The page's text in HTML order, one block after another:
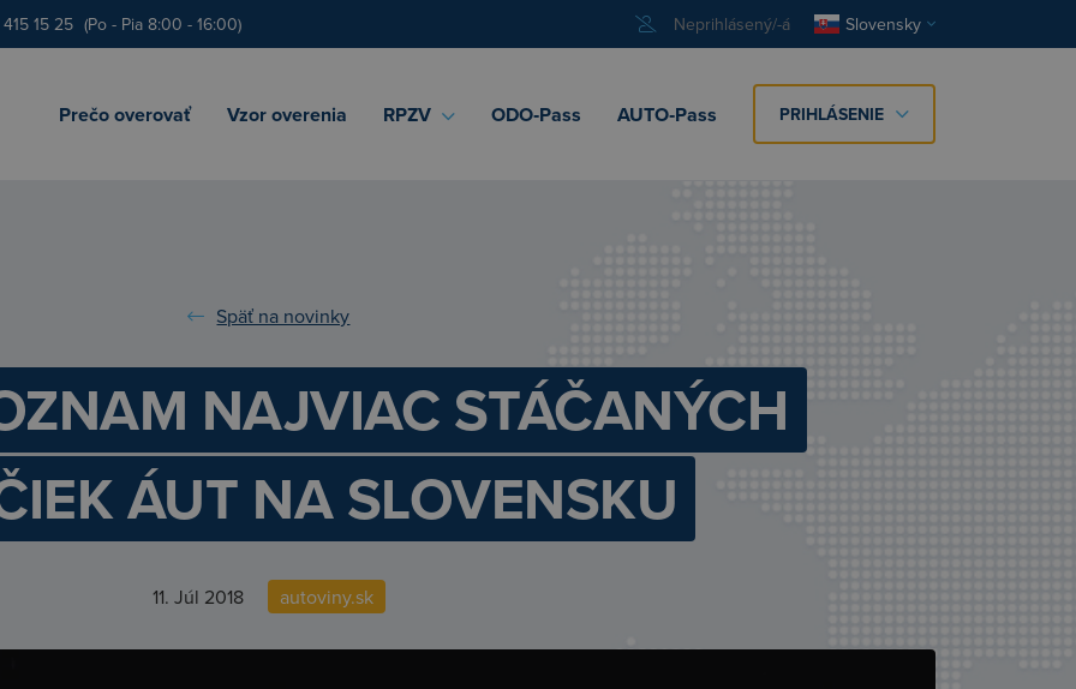
15 25 (Po - Pia 8:00 - 16:00) Neprihlásený/-á Slovensky
Prečo overovať Vzor overenia RPZV ODO‑Pass AUTO‑Pass PRIHLÁSENIE
Späť na novinky
NAJVIAC STÁČANÝCH
ÁUT NA SLOVENSKU
11. Júl 2018 autoviny.sk